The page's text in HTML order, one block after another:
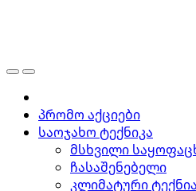
პრომო აქციები
საოჯახო ტექნიკა
მსხვილი
ჩასაშენებელი
კლიმატური ტექნია